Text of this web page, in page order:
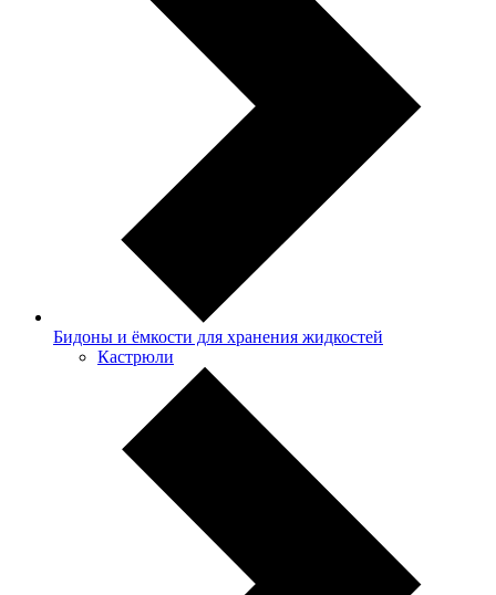
Бидоны и ёмкости для хранения жидкостей
Кастрюли